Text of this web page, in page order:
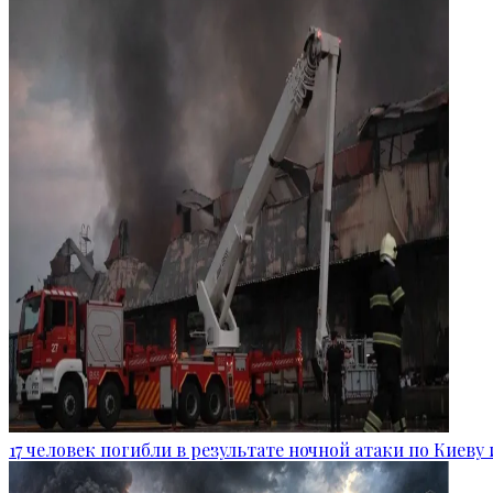
17 человек погибли в результате ночной атаки по Киеву